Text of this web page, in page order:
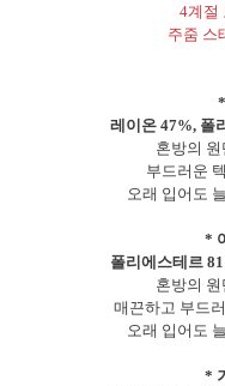
4계절
주줌 스
레이온 47%, 폴
혼방의
부드러운
오래 입어도
*
폴리에스테르
혼방의
매끈하고 부드
오래 입어도
*